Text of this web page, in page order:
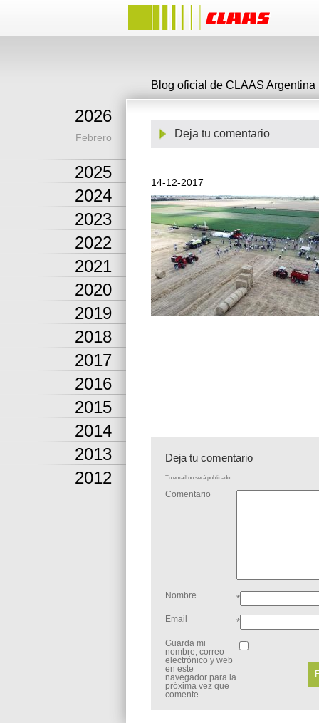
2026
Febrero
2025
2024
2023
2022
2021
2020
2019
2018
2017
2016
2015
2014
2013
2012
Blog oficial de CLAAS Argentina
Deja tu comentario
14-12-2017
Deja tu comentario
Tu email no será publicado
Comentario
Nombre *
Email *
Guarda mi
nombre, correo
electrónico y web
en este
navegador para la
próxima vez que
comente.